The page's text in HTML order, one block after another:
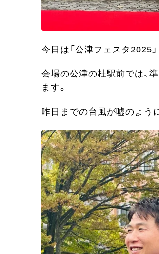
今日は「公津フェスタ2025
会場の公津の杜駅前では、
ます。
昨日までの台風が嘘のよう